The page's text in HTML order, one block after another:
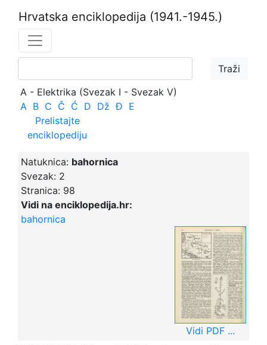
Hrvatska enciklopedija (1941.-1945.)
A - Elektrika (Svezak I - Svezak V)
A B C Č Ć D Dž Đ E
Prelistajte
enciklopediju
Natuknica: bahornica
Svezak: 2
Stranica: 98
Vidi na enciklopedija.hr:
bahornica
Vidi PDF ...